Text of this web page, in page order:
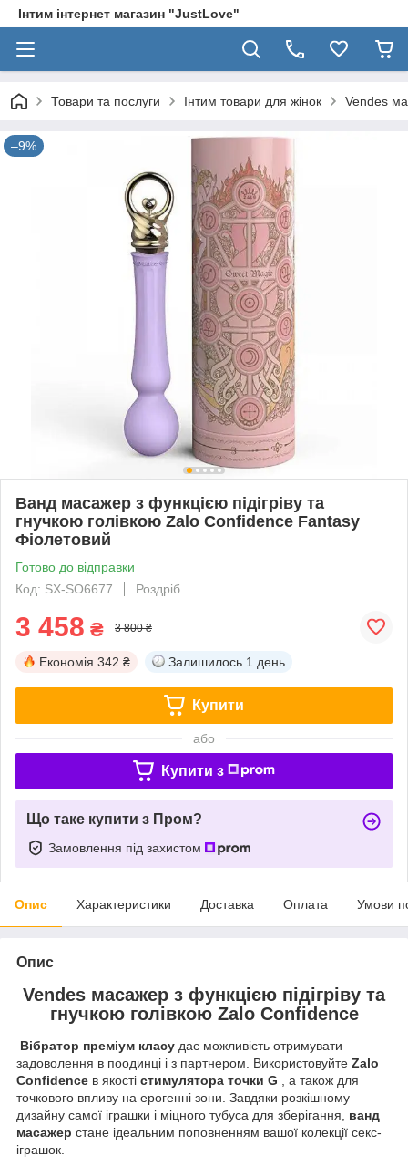
Інтим інтернет магазин "JustLove"
Товари та послуги Інтим товари для жінок Vendes
–9%
Ванд масажер з функцією підігріву та
гнучкою голівкою Zalo Confidence Fantasy
Фіолетовий
Готово до відправки
Код: SX-SO6677
Роздріб
3 458 ₴ 3 800 ₴
Економія 342 ₴ Залишилось 1 день
Купити
або
Купити з
Що таке купити з Пром?
Замовлення під захистом
Опис Характеристики Доставка Оплата Умови
Опис
Vendes масажер з функцією підігріву та
гнучкою голівкою Zalo Confidence
Вібратор преміум класу дає можливість отримувати
задоволення в поодинці і з партнером. Використовуйте Zalo
Confidence в якості стимулятора точки G , а також для
точкового впливу на ерогенні зони. Завдяки розкішному
дизайну самої іграшки і міцного тубуса для зберігання, ванд
масажер стане ідеальним поповненням вашої колекції секс-
іграшок.